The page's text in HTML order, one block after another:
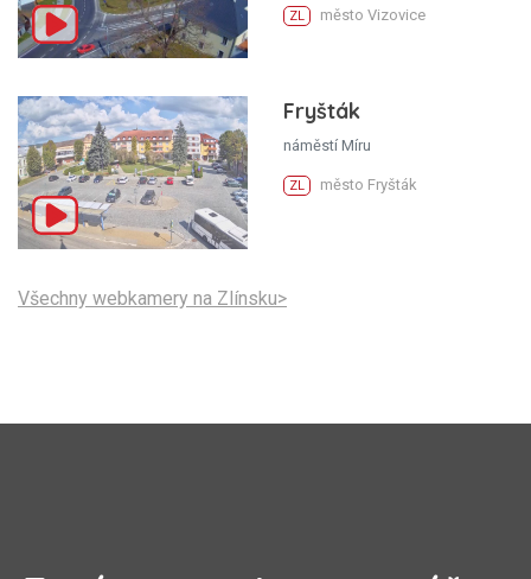
ZL město Vizovice
Fryšták
náměstí Míru
ZL město Fryšták
Všechny webkamery na Zlínsku>